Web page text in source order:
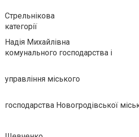
Стрельнікова
категорії
Надія Михайлівна
комунального господарства і
управління міського
господарства Новогродівської